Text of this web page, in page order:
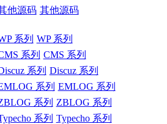
其他源码
WP 系列
CMS 系列
Discuz 系列
EMLOG 系列
ZBLOG 系列
Typecho 系列